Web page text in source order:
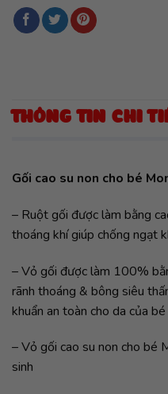
THÔNG TIN CHI
Gối cao su non cho bé
– Ruột gối được làm bằng
thoáng khí giúp chống ngạt
– Vỏ gối được làm 100%
rãnh thoáng & bông siêu
khuẩn an toàn cho da của bé
– Vỏ gối cao su non cho bé
sinh